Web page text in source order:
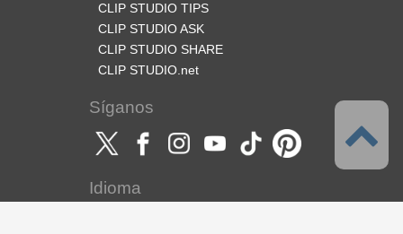
CLIP STUDIO TIPS
CLIP STUDIO ASK
CLIP STUDIO SHARE
CLIP STUDIO.net
Síganos
Idioma